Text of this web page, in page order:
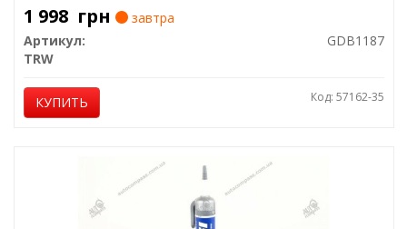
1 998 грн
завтра
Артикул:
GDB1187
TRW
КУПИТЬ Код: 57162-35